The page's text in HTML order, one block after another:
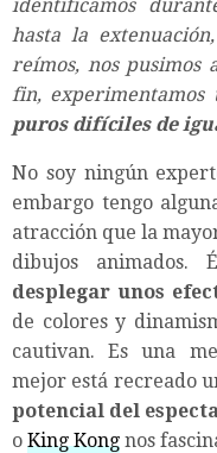
identificamos
hasta la
reímos, nos pusimos
fin, experimentamos
puros difíciles de
No soy ningún
embargo tengo
atracción que la
dibujos animados.
desplegar unos
de colores y
cautivan. Es una
mejor está recreado
potencial del
o King Kong nos